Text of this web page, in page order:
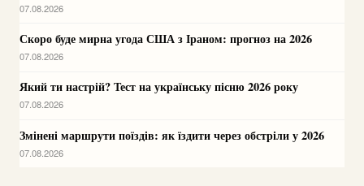
07.08.2026
Скоро буде мирна угода США з Іраном: прогноз на 2026
07.08.2026
Який ти настрій? Тест на українську пісню 2026 року
07.08.2026
Змінені маршрути поїздів: як їздити через обстріли у 2026
07.08.2026